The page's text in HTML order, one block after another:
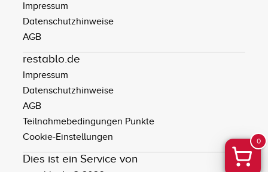
0
Impressum
Datenschutzhinweise
AGB
restablo.de
Impressum
Datenschutzhinweise
AGB
Teilnahmebedingungen Punkte
Cookie-Einstellungen
Dies ist ein Service von